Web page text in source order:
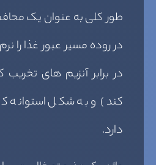
طور کلی به عنوان یک
در روده مسیر عبور غذا را
در برابر آنزیم های
کند) و به شکل استوانه
دارد.